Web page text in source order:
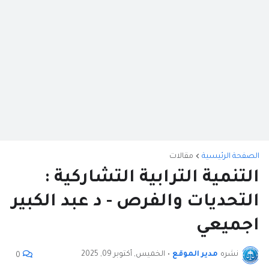
الصفحة الرئيسية مقالات
التنمية الترابية التشاركية :
التحديات والفرص - د عبد الكبير
اجميعي
نشره مدير الموقع • الخميس, أكتوبر 09, 2025 0